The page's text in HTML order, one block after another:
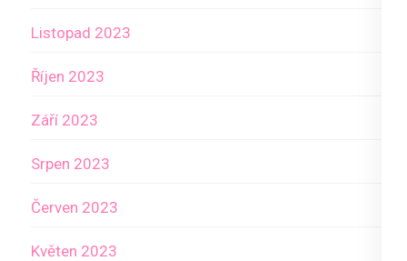
Listopad 2023
Říjen 2023
Září 2023
Srpen 2023
Červen 2023
Květen 2023